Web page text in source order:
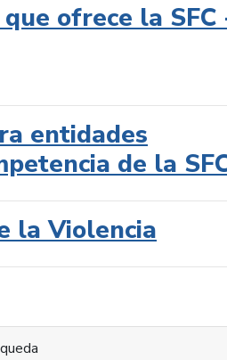
ofrece la SFC
entidades
de la
la Violencia